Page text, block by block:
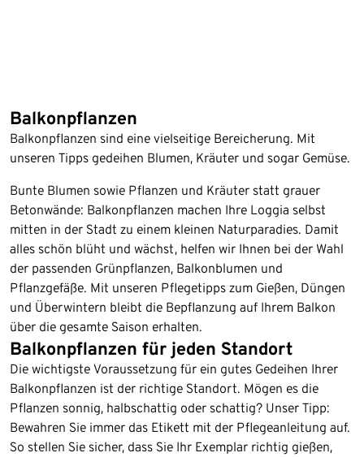
Balkonpflanzen
Balkonpflanzen sind eine vielseitige Bereicherung. Mit
unseren Tipps gedeihen Blumen, Kräuter und sogar Gemüse.
Bunte Blumen sowie Pflanzen und Kräuter statt grauer
Betonwände: Balkonpflanzen machen Ihre Loggia selbst
mitten in der Stadt zu einem kleinen Naturparadies. Damit
alles schön blüht und wächst, helfen wir Ihnen bei der Wahl
der passenden Grünpflanzen, Balkonblumen und
Pflanzgefäße. Mit unseren Pflegetipps zum Gießen, Düngen
und Überwintern bleibt die Bepflanzung auf Ihrem Balkon
über die gesamte Saison erhalten.
Balkonpflanzen für jeden Standort
Die wichtigste Voraussetzung für ein gutes Gedeihen Ihrer
Balkonpflanzen ist der richtige Standort. Mögen es die
Pflanzen sonnig, halbschattig oder schattig? Unser Tipp:
Bewahren Sie immer das Etikett mit der Pflegeanleitung auf.
So stellen Sie sicher, dass Sie Ihr Exemplar richtig gießen,